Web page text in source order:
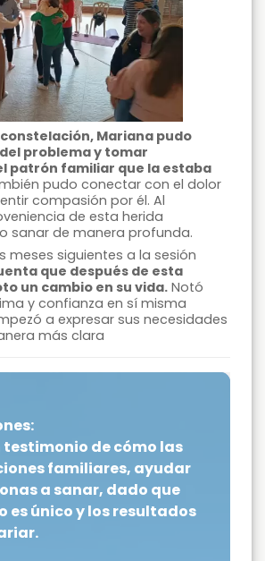
Mariana pudo
problema y tomar
patrón familiar que la estaba
pudo conectar con el dolor
compasión por él. Al
de esta herida
sanar de manera profunda.
meses siguientes a la sesión
que después de esta
un cambio en su vida. Notó
y confianza en sí misma
a expresar sus necesidades
más clara
testimonio de cómo las
familiares, ayudar
a sanar, dado que
es único y los resultados